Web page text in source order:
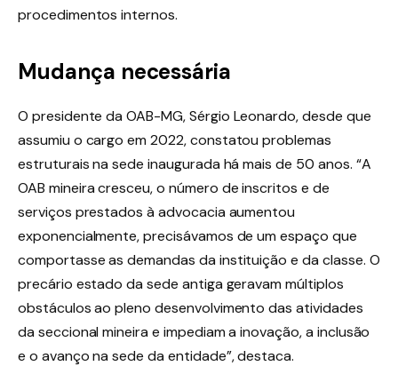
procedimentos internos.
Mudança necessária
O presidente da OAB-MG, Sérgio Leonardo, desde que
assumiu o cargo em 2022, constatou problemas
estruturais na sede inaugurada há mais de 50 anos. “A
OAB mineira cresceu, o número de inscritos e de
serviços prestados à advocacia aumentou
exponencialmente, precisávamos de um espaço que
comportasse as demandas da instituição e da classe. O
precário estado da sede antiga geravam múltiplos
obstáculos ao pleno desenvolvimento das atividades
da seccional mineira e impediam a inovação, a inclusão
e o avanço na sede da entidade”, destaca.